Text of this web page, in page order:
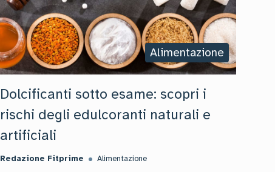
Alimentazione
Dolcificanti sotto esame: scopri i
rischi degli edulcoranti naturali e
artificiali
Redazione Fitprime Alimentazione